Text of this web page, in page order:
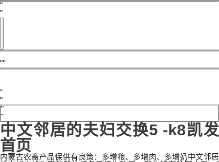
中文邻居的夫妇交换5 -k8凯发
首页
内蒙古农畜产品保供有良策：多增粮、多增肉、多增奶中文邻居